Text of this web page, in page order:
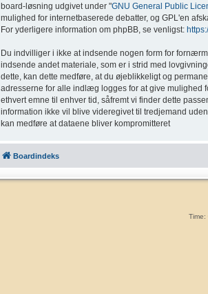
board-løsning udgivet under "GNU General Public
mulighed for internetbaserede debatter, og GPL'en
For yderligere information om phpBB, se venligst:
Du indvilliger i ikke at indsende nogen form for
indsende andet materiale, som er i strid med
dette, kan dette medføre, at du øjeblikkeligt og
adresserne for alle indlæg logges for at give mulighed
ethvert emne til enhver tid, såfremt vi finder dette
information ikke vil blive videregivet til tredjemand
kan medføre at dataene bliver kompromitteret
Boardindeks
Time: